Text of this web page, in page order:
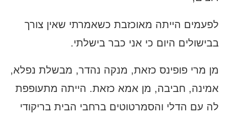
לפעמים הייתה מאוכזבת כשאמרתי שאין צורך
בבישולים היום כי אני כבר בישלתי.
מן מרי פופינס כזאת, מנקה נהדר, מבשלת נפלא,
אמינה, חביבה, מן אמא כזאת. הייתה מתעופפת
לה עם הדלי והסמרטוטים ברחבי הבית בריקודי